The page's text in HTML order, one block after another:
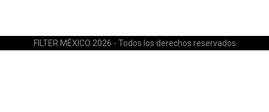
FILTER MÉXICO 2026 - Todos los derechos reservados